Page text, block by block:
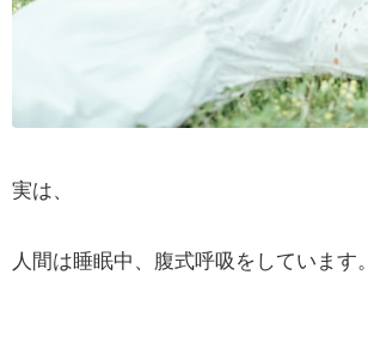
実は、
人間は睡眠中、腹式呼吸をしています。